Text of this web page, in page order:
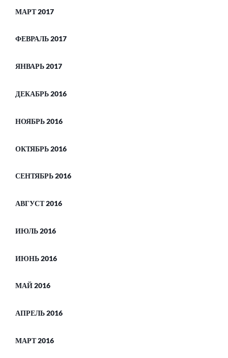
МАРТ 2017
ФЕВРАЛЬ 2017
ЯНВАРЬ 2017
ДЕКАБРЬ 2016
НОЯБРЬ 2016
ОКТЯБРЬ 2016
СЕНТЯБРЬ 2016
АВГУСТ 2016
ИЮЛЬ 2016
ИЮНЬ 2016
МАЙ 2016
АПРЕЛЬ 2016
МАРТ 2016